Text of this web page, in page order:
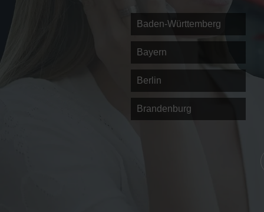
Baden-Württemberg
Bayern
Berlin
Brandenburg